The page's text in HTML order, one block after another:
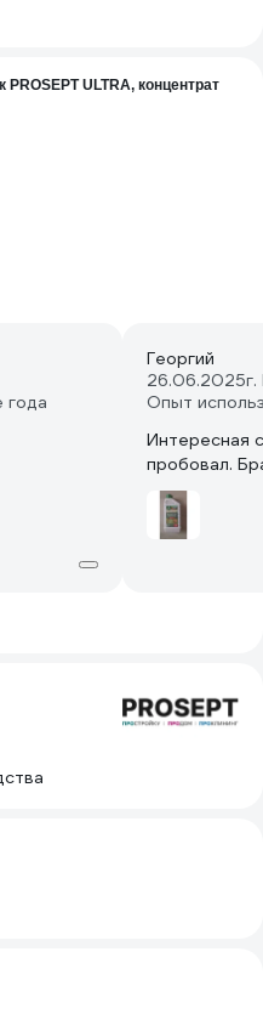
ULTRA, концентрат
года
Георгий
26.06.2025
Опыт
Интересная
пробовал.